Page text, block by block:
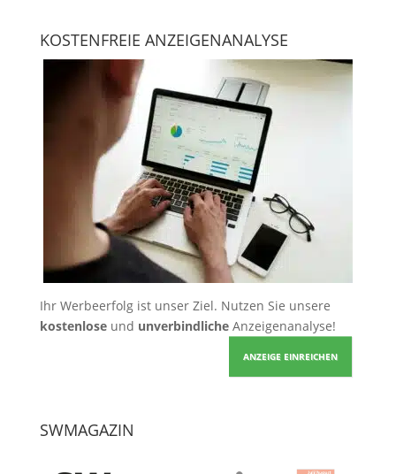
KOSTENFREIE ANZEIGENANALYSE
Ihr Werbeerfolg ist unser Ziel. Nutzen Sie unsere
kostenloseund unverbindlicheAnzeigenanalyse!
ANZEIGE EINREICHEN
SWMAGAZIN